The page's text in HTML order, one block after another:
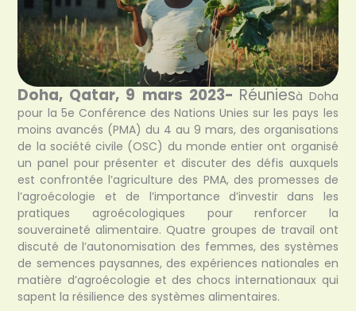
Doha, Qatar, 9 mars 2023- Réuniesà Doha
pour la 5e Conférence des Nations Unies sur les pays les
moins avancés (PMA) du 4 au 9 mars, des organisations
de la société civile (OSC) du monde entier ont organisé
un panel pour présenter et discuter des défis auxquels
est confrontée l’agriculture des PMA, des promesses de
l’agroécologie et de l’importance d’investir dans les
pratiques agroécologiques pour renforcer la
souveraineté alimentaire. Quatre groupes de travail ont
discuté de l’autonomisation des femmes, des systèmes
de semences paysannes, des expériences nationales en
matière d’agroécologie et des chocs internationaux qui
sapent la résilience des systèmes alimentaires.